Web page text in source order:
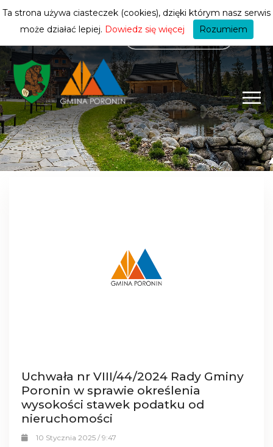
mieszkańca
Uchwała nr VIII/44/2024 Rady Gminy
Poronin w sprawie określenia
wysokości stawek podatku od
nieruchomości
10 Stycznia 2025 / 9:47
Ta strona używa ciasteczek (cookies), dzięki którym nasz serwis
może działać lepiej. Dowiedz się więcej Rozumiem